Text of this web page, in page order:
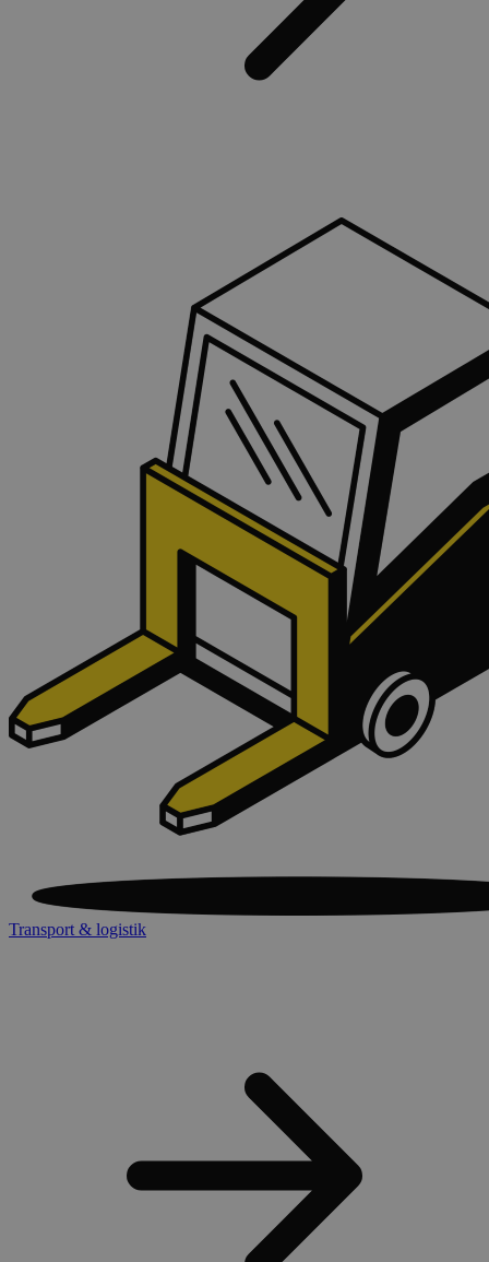
Transport & logistik